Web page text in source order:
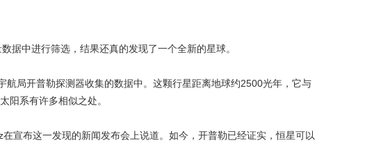
中进行筛选，结果还真的发现了一个全新的星球。
局开普勒探测器收集的数据中。这颗行星距离地球约2500光年，它与
阳系有许多相似之处。
布这一发现的新闻发布会上说道。如今，开普勒已经证实，恒星可以